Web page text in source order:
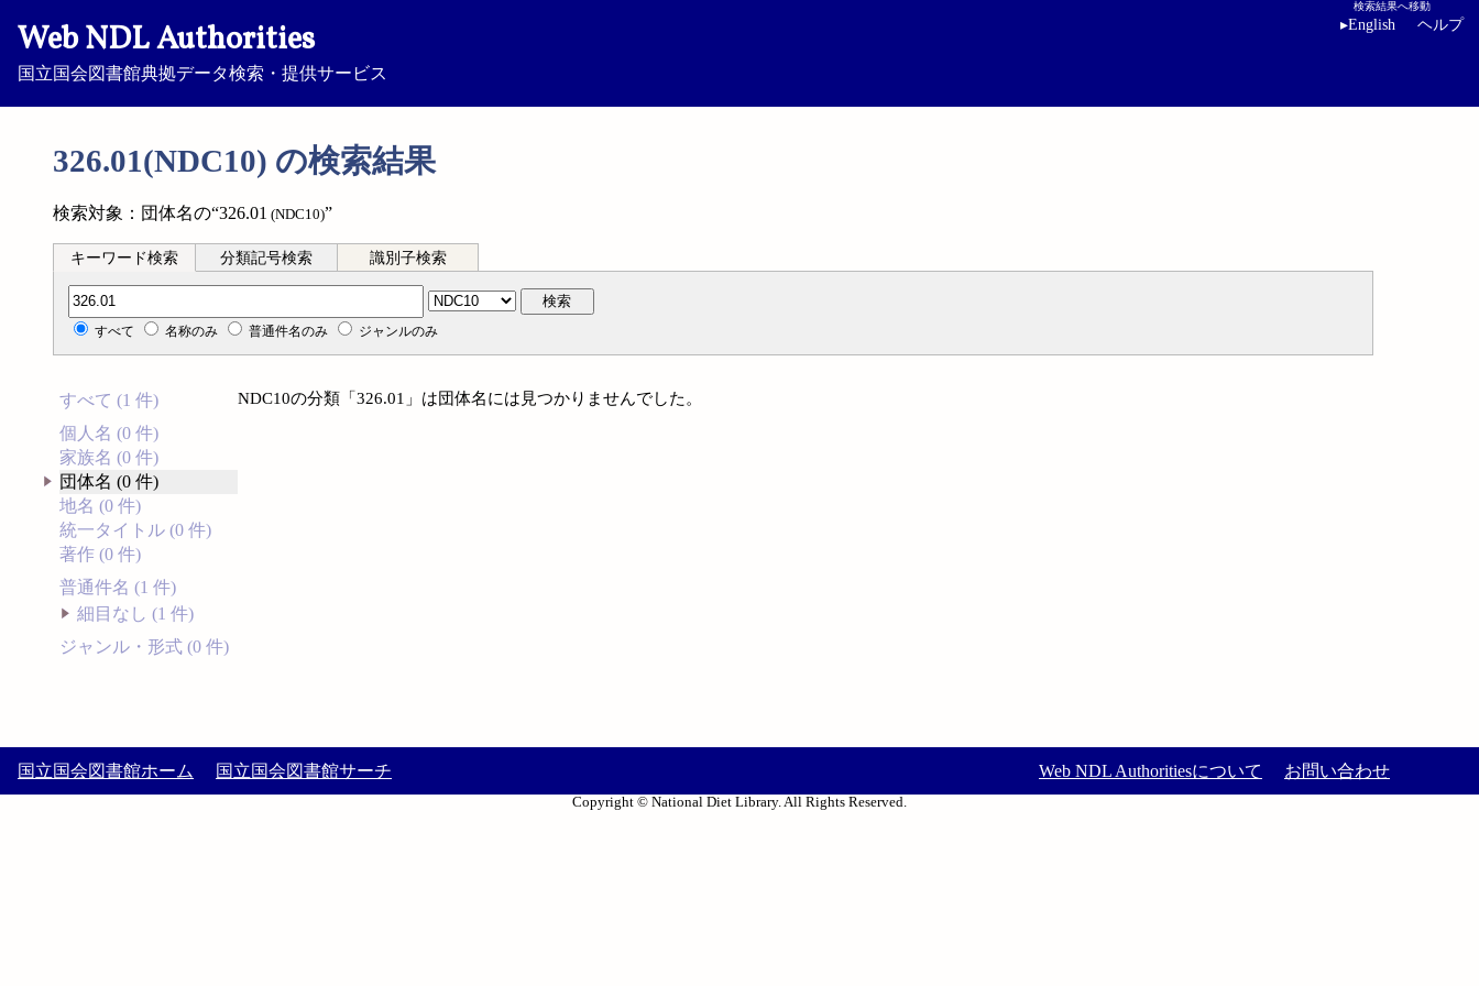
Web NDL Authorities
国立国会図書館典拠データ検索・提供サービス
検索結果へ移動
▸English ヘルプ
326.01(NDC10) の検索結果
検索対象：団体名の“326.01 (NDC10)”
キーワード検索 分類記号検索 識別子検索
分類記号検索 検索
すべて 名称のみ 普通件名のみ ジャンルのみ
すべて (1 件)
個人名 (0 件)
家族名 (0 件)
団体名 (0 件)
地名 (0 件)
統一タイトル (0 件)
著作 (0 件)
普通件名 (1 件)
細目なし (1 件)
ジャンル・形式 (0 件)
NDC10の分類「326.01」は団体名には見つかりませんでした。
国立国会図書館ホーム 国立国会図書館サーチ Web NDL Authoritiesについて お問い合わせ
Copyright © National Diet Library. All Rights Reserved.